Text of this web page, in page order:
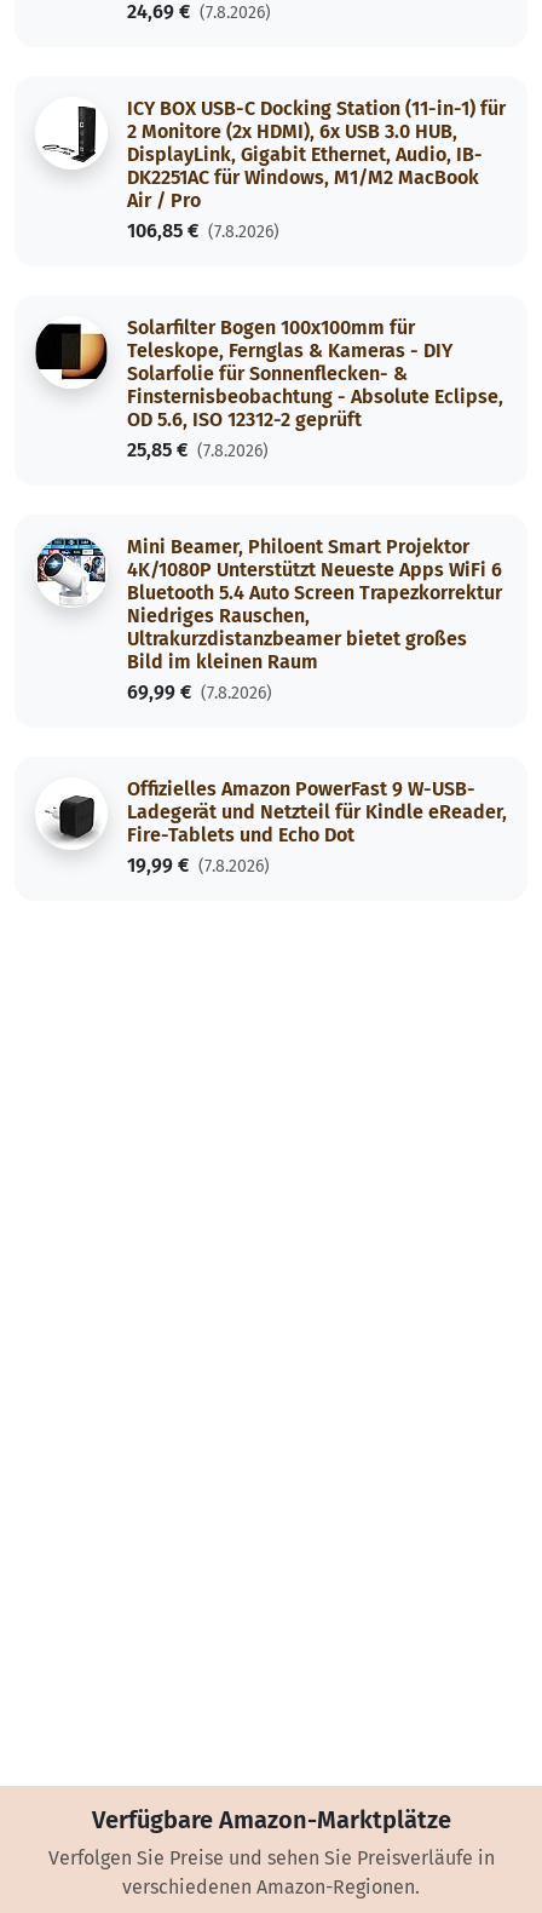
24,69 € (7.8.2026)
ICY BOX USB-C Docking Station (11-in-1) für
2 Monitore (2x HDMI), 6x USB 3.0 HUB,
DisplayLink, Gigabit Ethernet, Audio, IB-
DK2251AC für Windows, M1/M2 MacBook
Air / Pro
106,85 € (7.8.2026)
Solarfilter Bogen 100x100mm für
Teleskope, Fernglas & Kameras - DIY
Solarfolie für Sonnenflecken- &
Finsternisbeobachtung - Absolute Eclipse,
OD 5.6, ISO 12312-2 geprüft
25,85 € (7.8.2026)
Mini Beamer, Philoent Smart Projektor
4K/1080P Unterstützt Neueste Apps WiFi 6
Bluetooth 5.4 Auto Screen Trapezkorrektur
Niedriges Rauschen,
Ultrakurzdistanzbeamer bietet großes
Bild im kleinen Raum
69,99 € (7.8.2026)
Offizielles Amazon PowerFast 9 W-USB-
Ladegerät und Netzteil für Kindle eReader,
Fire-Tablets und Echo Dot
19,99 € (7.8.2026)
Verfügbare Amazon-Marktplätze
Verfolgen Sie Preise und sehen Sie Preisverläufe in
verschiedenen Amazon-Regionen.